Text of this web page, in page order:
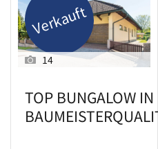
Verkauft
14
TOP BUNGALOW IN